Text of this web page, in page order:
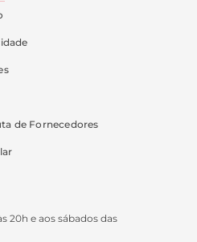
de Fornecedores
20h e aos sábados das